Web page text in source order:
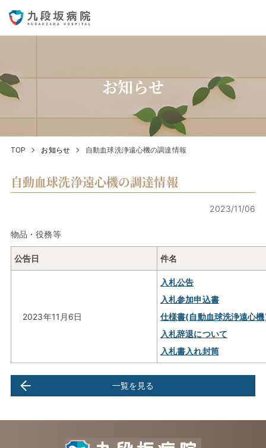
お知らせ
TOP お知らせ 自動血球洗浄遠心機の調達情報
自動血球洗浄遠心機の調達情報
2023/11/06
物品・役務等
公告日 件名
2023年11月6日
入札公告
入札参加申込書
仕様書(自動血球洗浄遠心
入札辞退について
入札書入れ封筒
一覧を見る